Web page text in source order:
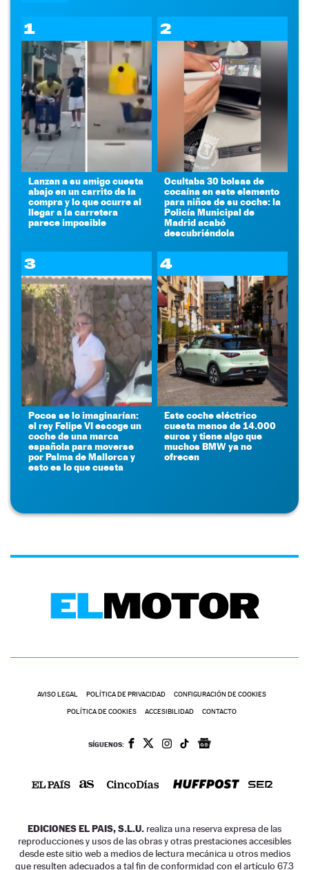
1
Lanzan a su amigo cuesta
abajo en un carrito de la
compra y lo que ocurre al
llegar a la carretera
parece imposible
2
Ocultaba 30 bolsas de
cocaína en este elemento
para niños de su coche: la
Policía Municipal de
Madrid acabó
descubriéndola
3
Pocos se lo imaginarían:
el rey Felipe VI escoge un
coche de una marca
española para moverse
por Palma de Mallorca y
esto es lo que cuesta
4
Este coche eléctrico
cuesta menos de 14.000
euros y tiene algo que
muchos BMW ya no
ofrecen
AVISO LEGAL POLÍTICA DE PRIVACIDAD CONFIGURACIÓN DE COOKIES
POLÍTICA DE COOKIES ACCESIBILIDAD CONTACTO
SÍGUENOS:
EDICIONES EL PAIS, S.L.U. realiza una reserva expresa de las
reproducciones y usos de las obras y otras prestaciones accesibles
desde este sitio web a medios de lectura mecánica u otros medios
que resulten adecuados a tal fin de conformidad con el artículo 67.3